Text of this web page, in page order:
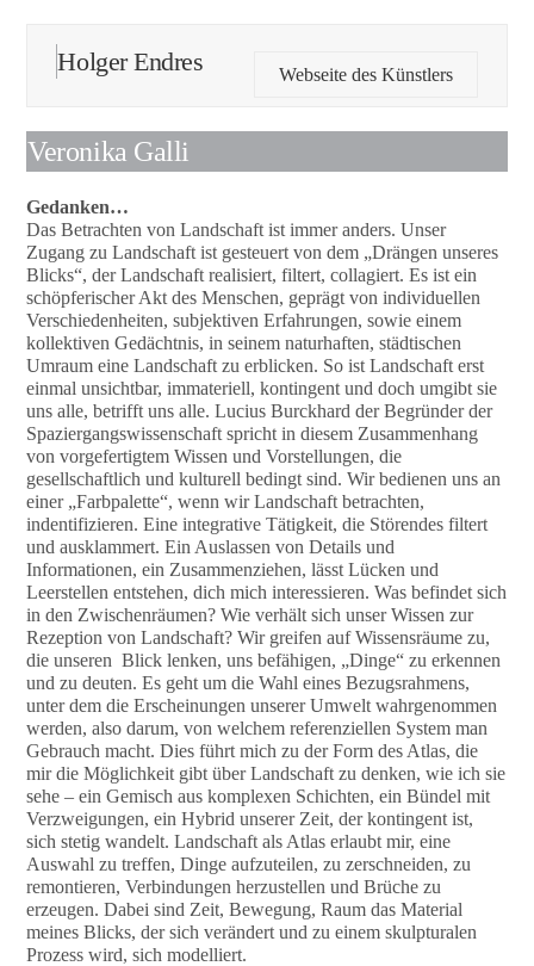
Holger Endres Webseite des Künstlers
Veronika Galli
Gedanken…
Das Betrachten von Landschaft ist immer anders. Unser
Zugang zu Landschaft ist gesteuert von dem „Drängen unseres
Blicks“, der Landschaft realisiert, filtert, collagiert. Es ist ein
schöpferischer Akt des Menschen, geprägt von individuellen
Verschiedenheiten, subjektiven Erfahrungen, sowie einem
kollektiven Gedächtnis, in seinem naturhaften, städtischen
Umraum eine Landschaft zu erblicken. So ist Landschaft erst
einmal unsichtbar, immateriell, kontingent und doch umgibt sie
uns alle, betrifft uns alle. Lucius Burckhard der Begründer der
Spaziergangswissenschaft spricht in diesem Zusammenhang
von vorgefertigtem Wissen und Vorstellungen, die
gesellschaftlich und kulturell bedingt sind. Wir bedienen uns an
einer „Farbpalette“, wenn wir Landschaft betrachten,
indentifizieren. Eine integrative Tätigkeit, die Störendes filtert
und ausklammert. Ein Auslassen von Details und
Informationen, ein Zusammenziehen, lässt Lücken und
Leerstellen entstehen, dich mich interessieren. Was befindet sich
in den Zwischenräumen? Wie verhält sich unser Wissen zur
Rezeption von Landschaft? Wir greifen auf Wissensräume zu,
die unseren Blick lenken, uns befähigen, „Dinge“ zu erkennen
und zu deuten. Es geht um die Wahl eines Bezugsrahmens,
unter dem die Erscheinungen unserer Umwelt wahrgenommen
werden, also darum, von welchem referenziellen System man
Gebrauch macht. Dies führt mich zu der Form des Atlas, die
mir die Möglichkeit gibt über Landschaft zu denken, wie ich sie
sehe – ein Gemisch aus komplexen Schichten, ein Bündel mit
Verzweigungen, ein Hybrid unserer Zeit, der kontingent ist,
sich stetig wandelt. Landschaft als Atlas erlaubt mir, eine
Auswahl zu treffen, Dinge aufzuteilen, zu zerschneiden, zu
remontieren, Verbindungen herzustellen und Brüche zu
erzeugen. Dabei sind Zeit, Bewegung, Raum das Material
meines Blicks, der sich verändert und zu einem skulpturalen
Prozess wird, sich modelliert.